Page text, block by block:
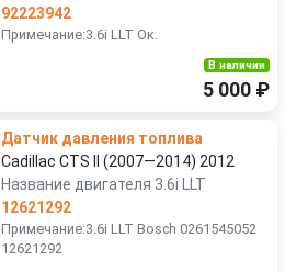
92223942
Примечание:3.6i LLT Ок.
В наличии
5 000 ₽
Датчик давления топлива
Cadillac CTS II (2007—2014) 2012
Название двигателя 3.6i LLT
12621292
Примечание:3.6i LLT Bosch 0261545052
12621292